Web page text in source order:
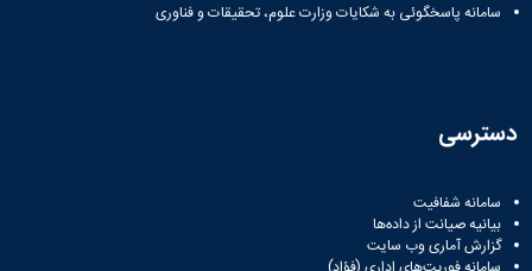
سامانه پاسخگوئی به شکایات وزارت علوم، تحقیقات و فناوری
دسترسی
سامانه شفافیت
بیانیه صیانت از داده‌ها
گزارش آماری وب‌ سایت